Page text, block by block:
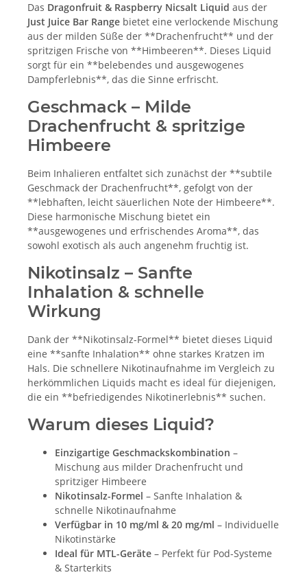
Das Dragonfruit & Raspberry Nicsalt Liquid aus der
Just Juice Bar Range bietet eine verlockende Mischung
aus der milden Süße der **Drachenfrucht** und der
spritzigen Frische von **Himbeeren**. Dieses Liquid
sorgt für ein **belebendes und ausgewogenes
Dampferlebnis**, das die Sinne erfrischt.
Geschmack – Milde
Drachenfrucht & spritzige
Himbeere
Beim Inhalieren entfaltet sich zunächst der **subtile
Geschmack der Drachenfrucht**, gefolgt von der
**lebhaften, leicht säuerlichen Note der Himbeere**.
Diese harmonische Mischung bietet ein
**ausgewogenes und erfrischendes Aroma**, das
sowohl exotisch als auch angenehm fruchtig ist.
Nikotinsalz – Sanfte
Inhalation & schnelle
Wirkung
Dank der **Nikotinsalz-Formel** bietet dieses Liquid
eine **sanfte Inhalation** ohne starkes Kratzen im
Hals. Die schnellere Nikotinaufnahme im Vergleich zu
herkömmlichen Liquids macht es ideal für diejenigen,
die ein **befriedigendes Nikotinerlebnis** suchen.
Warum dieses Liquid?
Einzigartige Geschmackskombination –
Mischung aus milder Drachenfrucht und
spritziger Himbeere
Nikotinsalz-Formel – Sanfte Inhalation &
schnelle Nikotinaufnahme
Verfügbar in 10 mg/ml & 20 mg/ml – Individuelle
Nikotinstärke
Ideal für MTL-Geräte – Perfekt für Pod-Systeme
& Starterkits